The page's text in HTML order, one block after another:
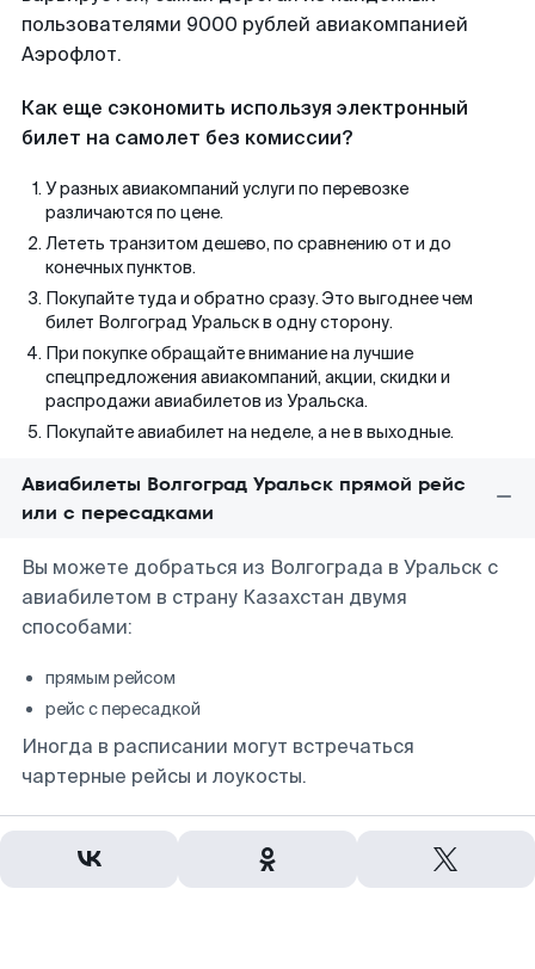
пользователями 9000 рублей авиакомпанией
Аэрофлот.
Как еще сэкономить используя электронный
билет на самолет без комиссии?
У разных авиакомпаний услуги по перевозке
различаются по цене.
Лететь транзитом дешево, по сравнению от и до
конечных пунктов.
Покупайте туда и обратно сразу. Это выгоднее чем
билет Волгоград Уральск в одну сторону.
При покупке обращайте внимание на лучшие
спецпредложения авиакомпаний, акции, скидки и
распродажи авиабилетов из Уральска.
Покупайте авиабилет на неделе, а не в выходные.
Авиабилеты Волгоград Уральск прямой рейс
или с пересадками
Вы можете добраться из Волгограда в Уральск с
авиабилетом в страну Казахстан двумя
способами:
прямым рейсом
рейс с пересадкой
Иногда в расписании могут встречаться
чартерные рейсы и лоукосты.